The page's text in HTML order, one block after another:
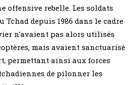
offensive rebelle. Les soldats
Tchad depuis 1986 dans le cadre
n’avaient pas alors utilisés
mais avaient sanctuarisé
permettant ainsi aux forces
de pilonner les